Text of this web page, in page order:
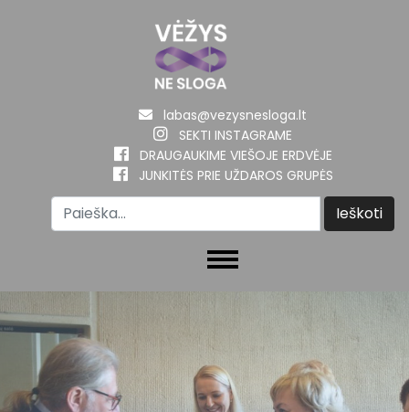
labas@vezysnesloga.lt
SEKTI INSTAGRAME
DRAUGAUKIME VIEŠOJE ERDVĖJE
JUNKITĖS PRIE UŽDAROS GRUPĖS